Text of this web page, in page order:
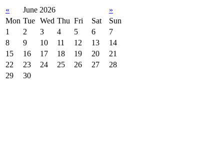
« June 2026
»
Mon Tue Wed Thu Fri Sat
Sun
1
2 3 4 5 6
7
8
9 10 11 12 13
14
15
16 17 18 19 20
21
22
23 24 25 26 27
28
29
30